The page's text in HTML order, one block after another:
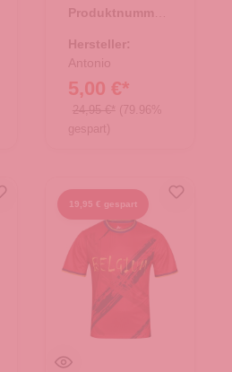
Produktnummer:
Hersteller:
Antonio
5,00 €*
24,95 €* (79.96%
gespart)
19,95 € gespart